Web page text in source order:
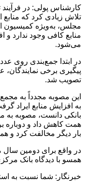
تلاش زیادی کرد که منابع
مجلس، به‌ویژه کمیسیون
منابع کافی وجود ندارد و
می‌شود.
تصویب شد.
این مصوبه مجدداً به
به افزایش منابع ایراد
همت کاهش داد و دوباره
بار دیگر مخالفت کرد و همان عدد ۲۷۰
در واقع برای دومین
همسو با دیدگاه بانک
خبرنگار: شما نسبت به